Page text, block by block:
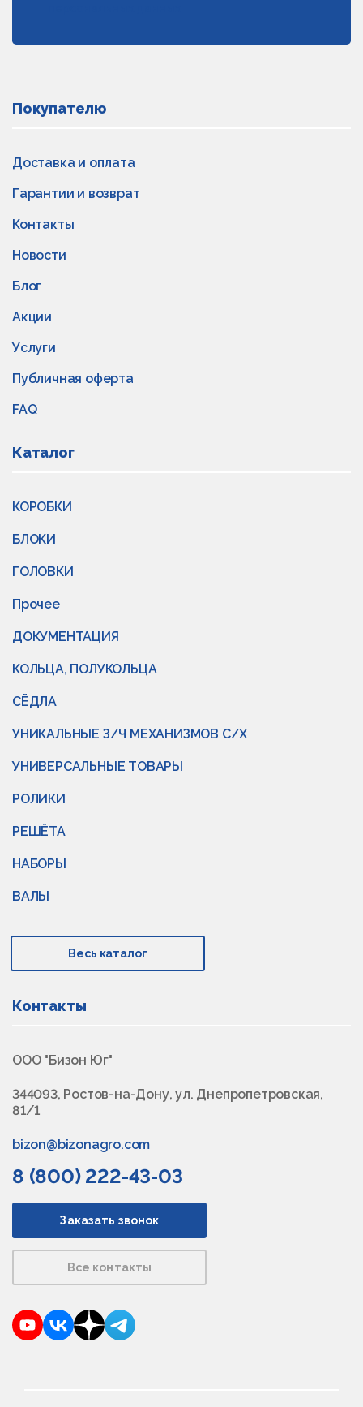
Покупателю
Доставка и оплата
Гарантии и возврат
Контакты
Новости
Блог
Акции
Услуги
Публичная оферта
FAQ
Каталог
КОРОБКИ
БЛОКИ
ГОЛОВКИ
Прочее
ДОКУМЕНТАЦИЯ
КОЛЬЦА, ПОЛУКОЛЬЦА
СЁДЛА
УНИКАЛЬНЫЕ З/Ч МЕХАНИЗМОВ С/Х
УНИВЕРСАЛЬНЫЕ ТОВАРЫ
РОЛИКИ
РЕШЁТА
НАБОРЫ
ВАЛЫ
Весь каталог
Контакты
ООО "Бизон Юг"
344093, Ростов-на-Дону, ул. Днепропетровская,
81/1
bizon@bizonagro.com
8 (800) 222-43-03
Заказать звонок
Все контакты
YouTubeVKontakte
DzenTelegram